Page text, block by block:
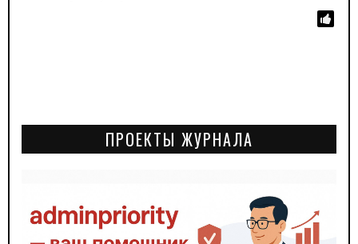
ПРОЕКТЫ ЖУРНАЛА